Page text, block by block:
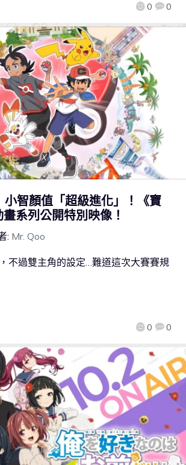
0 0
小智顏值「超級進化」！《寶
系列公開特別映像！
: Mr. Qoo
0 0
不過雙主角的設定…難道這次大賽賽規